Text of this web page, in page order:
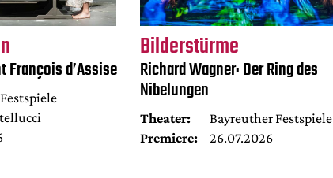
François d’Assise
Bilderstürme
Richard Wagner: Der Ring des
Nibelungen
Theater:
Bayreuther Festspiele
Premiere:
26.07.2026